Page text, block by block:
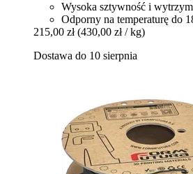
Wysoka sztywność i
Odporny na temperaturę do
215,00 zł (430,00 zł / kg)
Dostawa do 10 sierpnia